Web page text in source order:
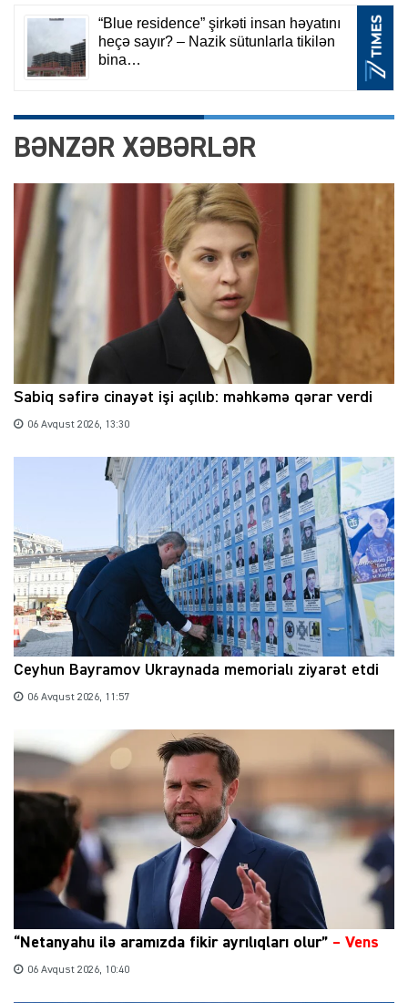
BƏNZƏR XƏBƏRLƏR
Sabiq səfirə cinayət işi açılıb: məhkəmə qərar verdi
06 Avqust 2026, 13:30
Ceyhun Bayramov Ukraynada memorialı ziyarət etdi
06 Avqust 2026, 11:57
“Netanyahu ilə aramızda fikir ayrılıqları olur” – Vens
06 Avqust 2026, 10:40